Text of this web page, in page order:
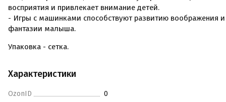
восприятия и привлекает внимание детей.
- Игры с машинками способствуют развитию воображения и
фантазии малыша.
Упаковка - сетка.
Характеристики
OzonID
0